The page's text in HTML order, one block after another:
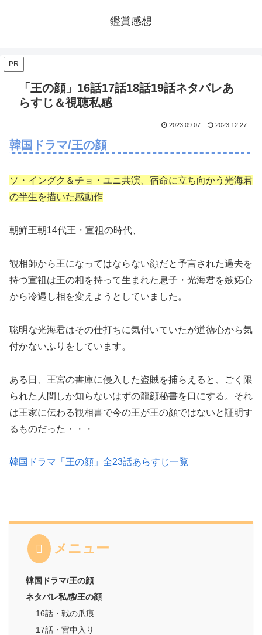
鑑賞感想
PR
「王の顔」16話17話18話19話ネタバレあ
らすじ＆視聴私感
2023.09.07 2023.12.27
韓国ドラマ/王の顔
ソ・イングク＆チョ・ユニ共演、宿命に立ち向かう光海君
の半生を描いた感動作
朝鮮王朝14代王・宣祖の時代、
観相師から王になってはならない顔だと予言された過去を
持つ宣祖は王の相を持って生まれた息子・光海君を嫉妬心
から冷遇し相を変えようとしていました。
聡明な光海君はその仕打ちに気付いていたが道徳心から気
付かないふりをしています。
ある日、王宮の書庫に侵入した盗賊を捕らえると、ごく限
られた人間しか知らないはずの龍顔秘書を口にする。それ
は王家に伝わる観相書で今の王が王の顔ではないと証明す
るものだった・・・
韓国ドラマ「王の顔」全23話あらすじ一覧
メニュー
韓国ドラマ/王の顔
ネタバレ私感/王の顔
16話・戦の爪痕
17話・宮中入り